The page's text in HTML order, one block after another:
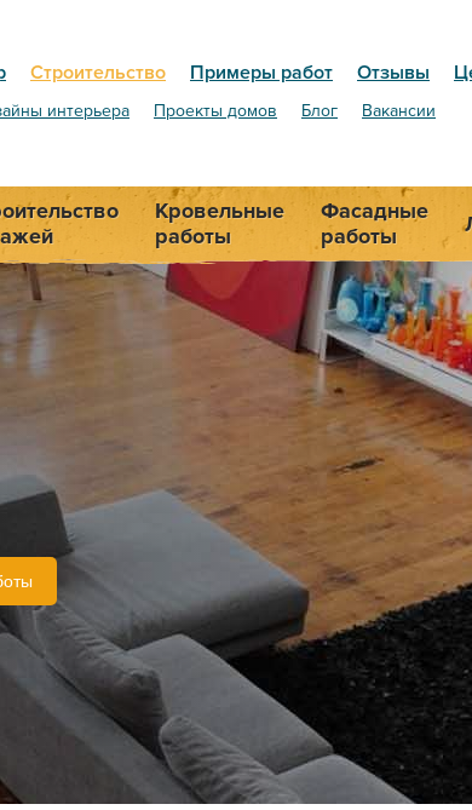
Строительство Примеры работ Отзывы
интерьера Проекты домов Блог Вакансии
Кровельные
работы
Фасадные
работы